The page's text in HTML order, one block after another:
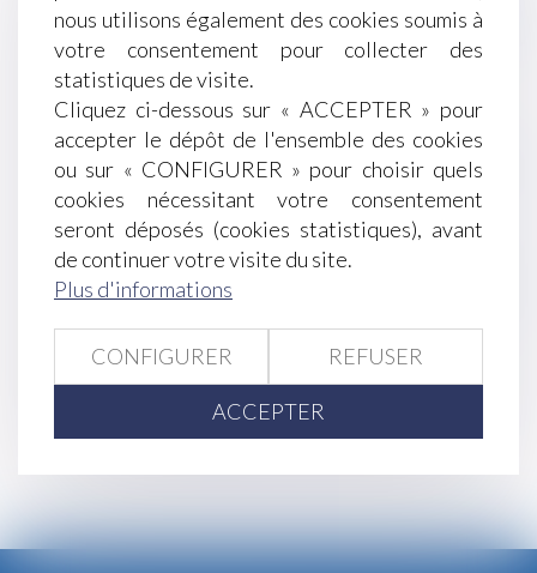
mobilité, la DFS, les frais de transport et les
tests Covid
Concubinage
Vers une hausse du Smic début mai
Un PSE peut suivre une rupture conventionnelle
collective
Actes de commerce et protection du
consommateur : appréciation souveraine
Évaluation de la prestation compensatoire :
l’exclusion de la vocation successorale ne pose
pas question
<< < ... 130 131 132 133 134 135
136 ... > >>
nous utilisons également des cookies soumis à
votre consentement pour collecter des
statistiques de visite.
Cliquez ci-dessous sur « ACCEPTER » pour
accepter le dépôt de l'ensemble des cookies
ou sur « CONFIGURER » pour choisir quels
cookies nécessitant votre consentement
seront déposés (cookies statistiques), avant
de continuer votre visite du site.
Plus d'informations
CONFIGURER REFUSER
ACCEPTER